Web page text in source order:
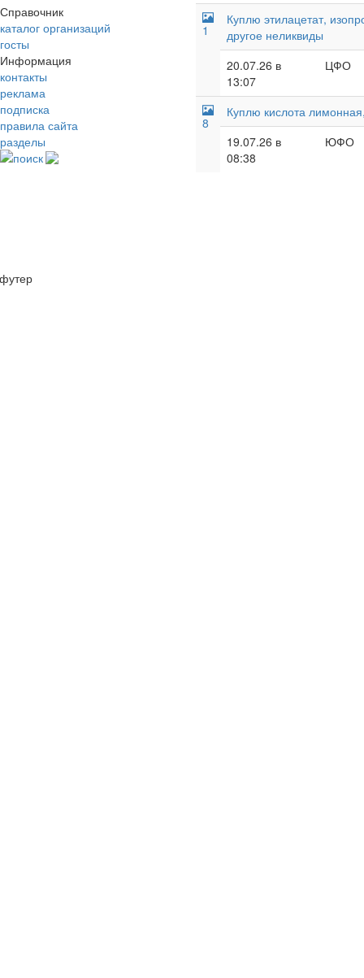
Справочник
каталог организаций
госты
Информация
контакты
реклама
подписка
правила сайта
разделы
поиск
1
Куплю этилацетат,
другое неликвиды
20.07.26 в
13:07
ЦФО
8
Куплю кислота
19.07.26 в
08:38
ЮФО
футер